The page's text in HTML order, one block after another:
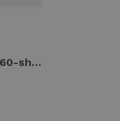
Petrol shorts chino m-1060-sho540 Korte broeken 7130 light tan